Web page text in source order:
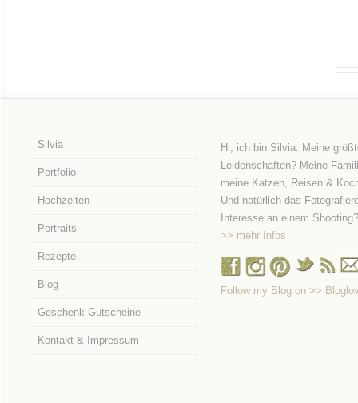
Silvia
Portfolio
Hochzeiten
Portraits
Rezepte
Blog
Geschenk-Gutscheine
Kontakt & Impressum
Hi, ich bin Silvia. Meine
Leidenschaften? Meine
meine Katzen, Reisen &
Und natürlich das
Interesse an einem Shooting?
>> mehr Infos
Follow my Blog on >>